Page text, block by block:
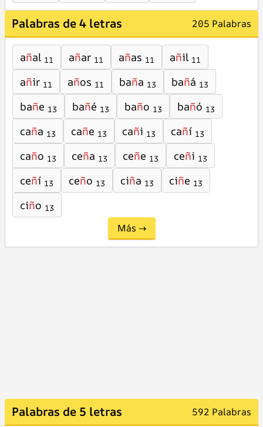
Palabras de 4 letras 205 Palabras
añal 11 añar 11 añas 11 añil 11
añir 11 años 11 baña 13 bañá 13
bañe 13 bañé 13 baño 13 bañó 13
caña 13 cañe 13 cañi 13 cañí 13
caño 13 ceña 13 ceñe 13 ceñi 13
ceñí 13 ceño 13 ciña 13 ciñe 13
ciño 13
Más →
Palabras de 5 letras 592 Palabras